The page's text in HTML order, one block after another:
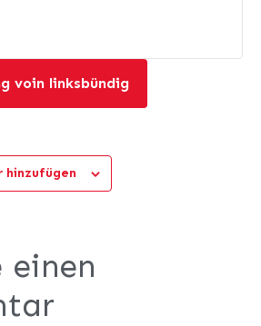
voin linksbündig
hinzufügen
einen